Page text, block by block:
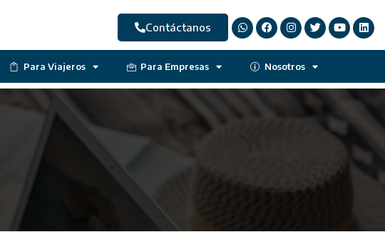
Contáctanos
Para Viajeros Para Empresas Nosotros